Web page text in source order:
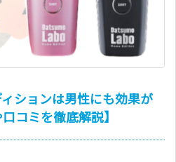
ションは男性にも効果が
コミを徹底解説】